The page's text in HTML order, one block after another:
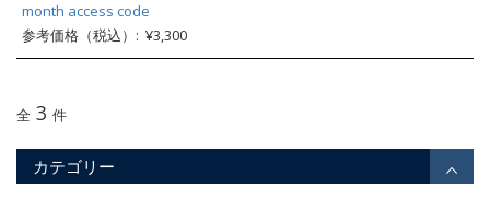
month access code
参考価格（税込）: ¥3,300
全 3 件
カテゴリー